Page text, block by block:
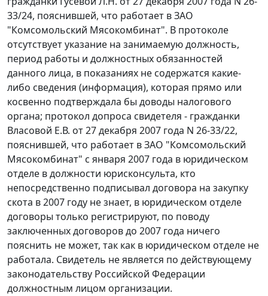
33/24, пояснившей, что работает в ЗАО
"Комсомольский Мясокомбинат". В протоколе
отсутствует указание на занимаемую должность,
период работы и должностных обязанностей
данного лица, в показаниях не содержатся какие-
либо сведения (информация), которая прямо или
косвенно подтверждала бы доводы налогового
органа; протокол допроса свидетеля - гражданки
Власовой Е.В. от 27 декабря 2007 года N 26-33/22,
пояснившей, что работает в ЗАО "Комсомольский
Мясокомбинат" с января 2007 года в юридическом
отделе в должности юрисконсульта, кто
непосредственно подписывал договора на закупку
скота в 2007 году не знает, в юридическом отделе
договоры только регистрируют, по поводу
заключенных договоров до 2007 года ничего
пояснить не может, так как в юридическом отделе не
работала. Свидетель не является по действующему
законодательству Российской Федерации
должностным лицом организации.